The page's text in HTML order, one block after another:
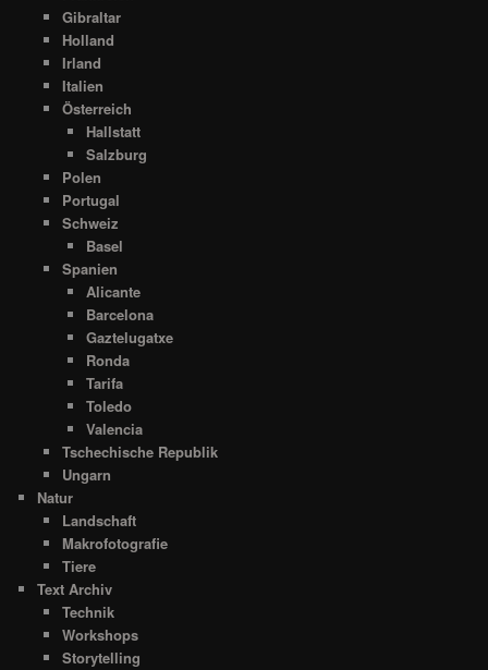
Gibraltar
Holland
Irland
Italien
Österreich
Hallstatt
Salzburg
Polen
Portugal
Schweiz
Basel
Spanien
Alicante
Barcelona
Gaztelugatxe
Ronda
Tarifa
Toledo
Valencia
Tschechische Republik
Ungarn
Natur
Landschaft
Makrofotografie
Tiere
Text Archiv
Technik
Workshops
Storytelling